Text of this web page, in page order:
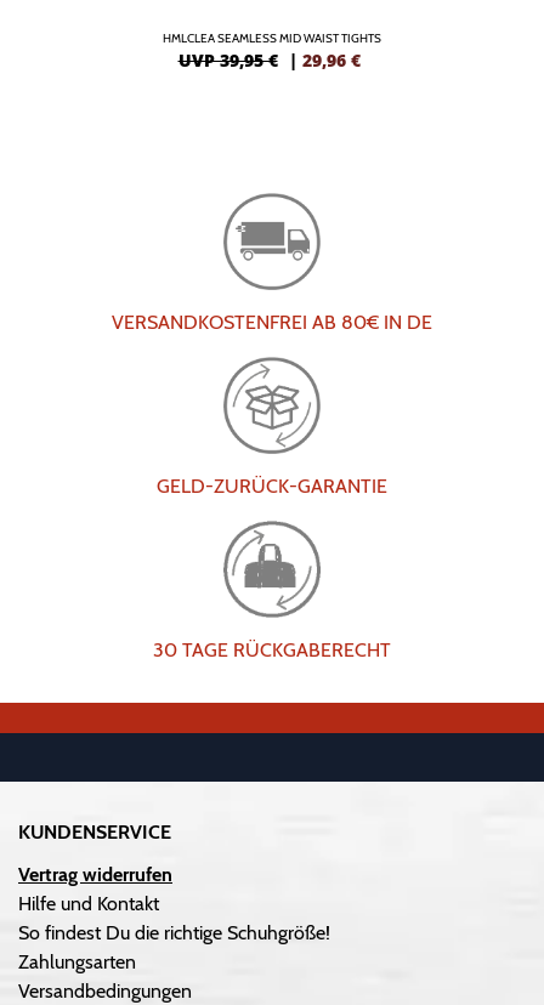
HMLCLEA SEAMLESS MID WAIST TIGHTS
UVP 39,95 € | 29,96 €
VERSANDKOSTENFREI AB 80€ IN DE
GELD-ZURÜCK-GARANTIE
30 TAGE RÜCKGABERECHT
KUNDENSERVICE
Vertrag widerrufen
Hilfe und Kontakt
So findest Du die richtige Schuhgröße!
Zahlungsarten
Versandbedingungen